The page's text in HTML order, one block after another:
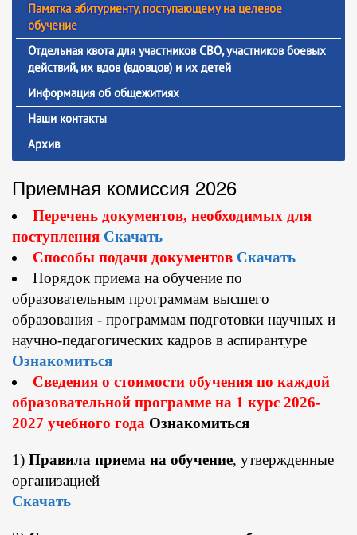
Памятка абитуриенту, поступающему на целевое
обучение
Отдельная квота для участников СВО, участников боевых
действий, их вдов (вдовцов) и их детей
Информация об общежитиях
Наши контакты
Архив
Приемная комиссия 2026
Перечень документов, необходимых для
поступления Скачать
Способы подачи документов Скачать
Порядок приема на обучение по
образовательным программам высшего
образования - программам подготовки научных и
научно-педагогических кадров в аспирантуре
Ознакомиться
Сведения о стоимости обучения по каждой
образовательной программе на 1 курс 2026-
2027 учебного года Ознакомиться
1) Правила приема на обучение, утвержденные
организацией
Скачать